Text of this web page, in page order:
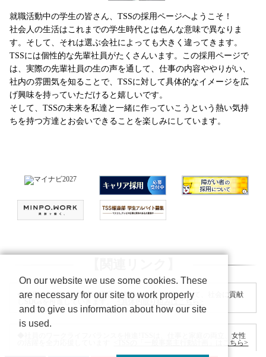
就職活動中の学生の皆さん、TSSの採用ページへようこそ！
社会人の生活はこれまでの学生時代とは色んな意味で異なりま
す。そして、それは選ぶ会社によっても大きく違ってきます。
TSSには個性的な先輩社員がたくさんいます。この採用ページで
は、実際の先輩社員の生の声を通して、仕事の内容ややりがい、
社内の雰囲気を知ることで、TSSに対して具体的なイメージを広
げ興味を持っていただけると嬉しいです。
そして、TSSの未来を私達と一緒に作っていこうという熱い気持
ちを持つ方達とお会いできることを楽しみにしています。
TSSは、信頼される報道機関・創造するメディアとして、社会に貢献
しSDGsを推進していきます。
<具体的取り組みはこちら>
社員のワークライフバランスを推進!TSSは、仕事と家庭の両立、女性
<TSSの「一般事業主行動計画」はこちら>
On our website we use some cookies. These
are necessary for our site to work properly
and to give us information about how our site
is used.